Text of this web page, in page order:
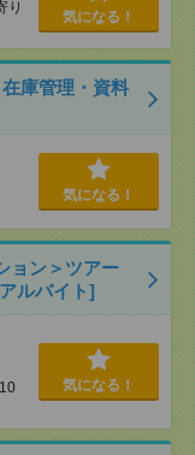
り
気になる！
庫管理・資料
気になる！
ョン＞ツアー
ルバイト]
気になる！